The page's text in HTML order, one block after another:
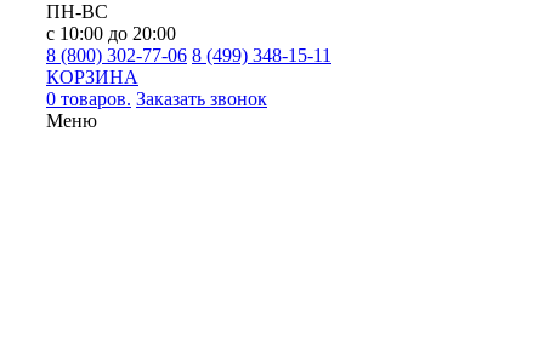
ПН-ВС
с 10:00 до 20:00
8 (800) 302-77-06 8 (499) 348-15-11
КОРЗИНА
0 товаров. Заказать звонок
Меню